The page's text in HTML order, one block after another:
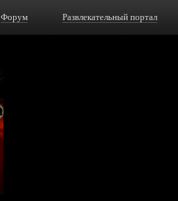
Форум Развлекательный портал